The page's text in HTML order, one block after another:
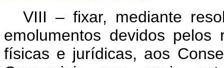
VIII – fixar, mediante
emolumentos devidos pelos
físicas e jurídicas, aos